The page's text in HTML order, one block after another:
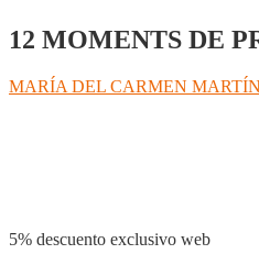
12 MOMENTS DE
MARÍA DEL CARMEN
5% descuento exclusivo web